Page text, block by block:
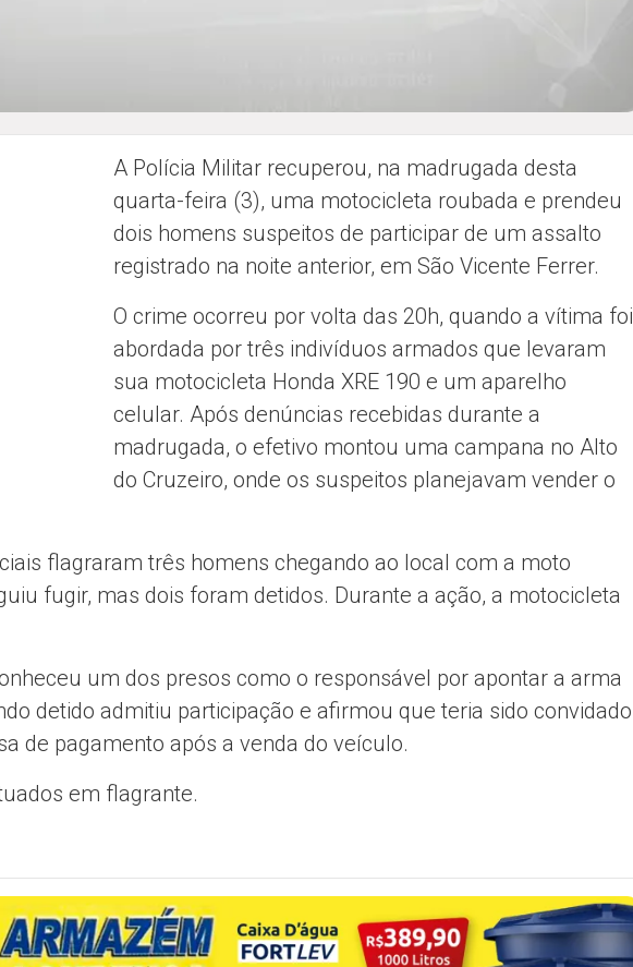
A Polícia Militar recuperou, na madrugada desta
quarta-feira (3), uma motocicleta roubada e prendeu
dois homens suspeitos de participar de um assalto
registrado na noite anterior, em São Vicente Ferrer.
O crime ocorreu por volta das 20h, quando a vítima foi
abordada por três indivíduos armados que levaram
sua motocicleta Honda XRE 190 e um aparelho
celular. Após denúncias recebidas durante a
madrugada, o efetivo montou uma campana no Alto
do Cruzeiro, onde os suspeitos planejavam vender o
flagraram três homens chegando ao local com a moto
fugir, mas dois foram detidos. Durante a ação, a motocicleta
um dos presos como o responsável por apontar a arma
detido admitiu participação e afirmou que teria sido convidado
de pagamento após a venda do veículo.
em flagrante.